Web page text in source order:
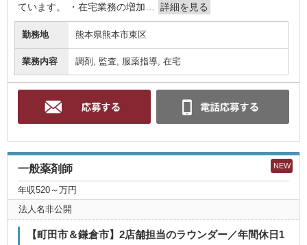
ています。 ・在宅業務の増加…
詳細を見る
勤務地 熊本県熊本市東区
業務内容 調剤, 監査, 服薬指導, 在宅
NEW
一般薬剤師
年収520～万円
法人名非公開
【町田市＆鎌倉市】2店舗担当のラウンダー／年間休日1